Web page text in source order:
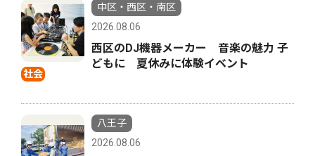
社会
中区・西区・南区
2026.08.06
西区のDJ機器メーカー 音楽の魅力 子
どもに 夏休みに体験イベント
八王子
2026.08.06